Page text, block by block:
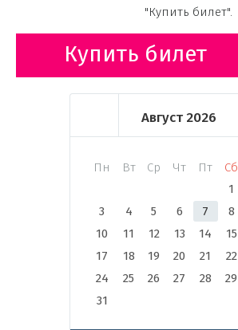
"Купить билет".
Купить билет
Август 2026
Пн Вт Ср Чт Пт Сб
1
3
4 5 6 7 8
10
11 12 13 14 15
17
18 19 20 21 22
24
25 26 27 28 29
31